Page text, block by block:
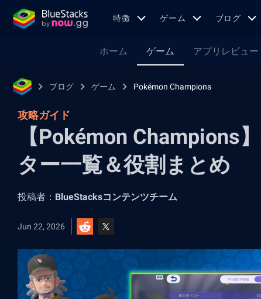
特徴 ゲーム ブログ
ホーム ゲーム アプリレビュー
ブログ ゲーム Pokémon Champions
攻略ガイド
【Pokémon Champions
ター一覧＆役割まとめ
投稿者： BlueStacksコンテンツチーム
Jun 22, 2026